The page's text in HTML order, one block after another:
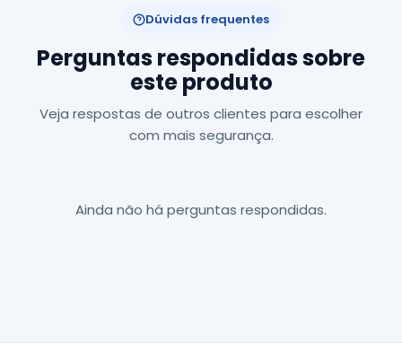
Dúvidas frequentes
Perguntas respondidas sobre
este produto
Veja respostas de outros clientes para escolher
com mais segurança.
Ainda não há perguntas respondidas.